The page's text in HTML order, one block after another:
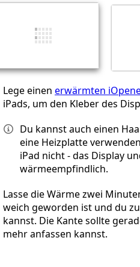
Lege einen erwärmten
iPads, um den Kleber des
Du kannst auch einen
eine Heizplatte
iPad nicht - das Display
wärmeempfindlich.
Lasse die Wärme zwei
weich geworden ist und du
kannst. Die Kante sollte
mehr anfassen kannst.